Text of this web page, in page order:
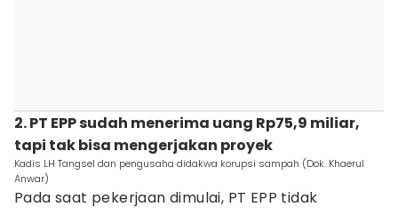
2. PT EPP sudah menerima uang Rp75,9 miliar,
tapi tak bisa mengerjakan proyek
Kadis LH Tangsel dan pengusaha didakwa korupsi sampah (Dok. Khaerul
Anwar)
Pada saat pekerjaan dimulai, PT EPP tidak